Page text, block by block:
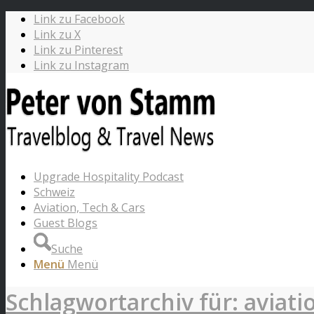
Link zu Facebook
Link zu X
Link zu Pinterest
Link zu Instagram
Upgrade Hospitality Podcast
Schweiz
Aviation, Tech & Cars
Guest Blogs
Suche
Menü Menü
Schlagwortarchiv für: